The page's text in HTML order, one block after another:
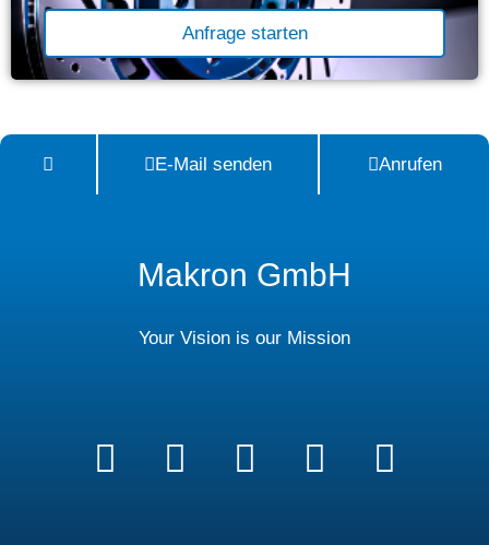
Anfrage starten
E-Mail senden Anrufen
Makron GmbH
Your Vision is our Mission